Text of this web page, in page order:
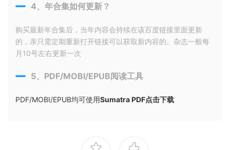
4、年合集如何更新？
购买最新年合集后，当年内容会持续在该百度链接里面更新
的，亲只需定期重新打开链接可以获取新内容的。杂志一般每
月10号左右更新一次
5、PDF/MOBI/EPUB阅读工具
PDF/MOBI/EPUB均可使用Sumatra PDF点击下载